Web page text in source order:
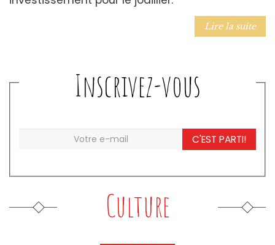
Lire la suite
Inscrivez-vous
C'EST PARTI!
Culture